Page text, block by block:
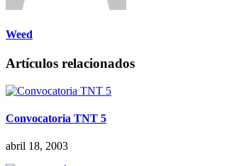
Weed
Artículos relacionados
Convocatoria TNT 5
abril 18, 2003